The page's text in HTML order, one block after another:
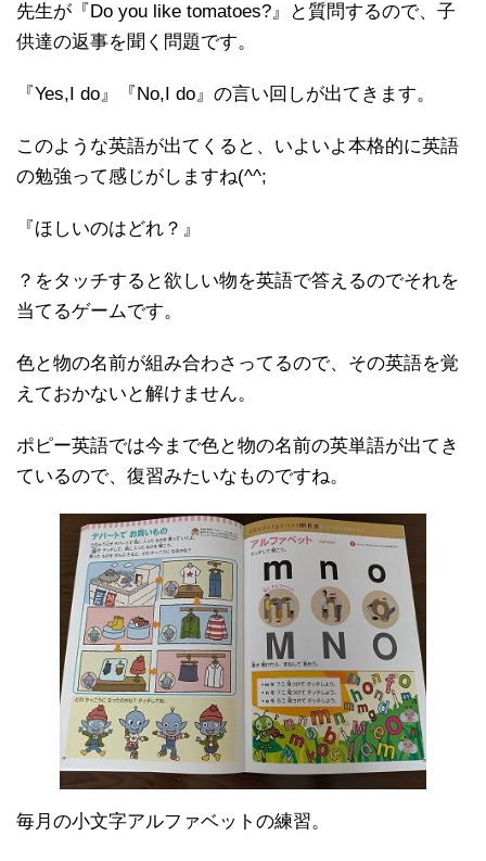
先生が『Do you like tomatoes?』と質問するので、子
供達の返事を聞く問題です。
『Yes,I do』『No,I do』の言い回しが出てきます。
このような英語が出てくると、いよいよ本格的に英語
の勉強って感じがしますね(^^;
『ほしいのはどれ？』
？をタッチすると欲しい物を英語で答えるのでそれを
当てるゲームです。
色と物の名前が組み合わさってるので、その英語を覚
えておかないと解けません。
ポピー英語では今まで色と物の名前の英単語が出てき
ているので、復習みたいなものですね。
毎月の小文字アルファベットの練習。